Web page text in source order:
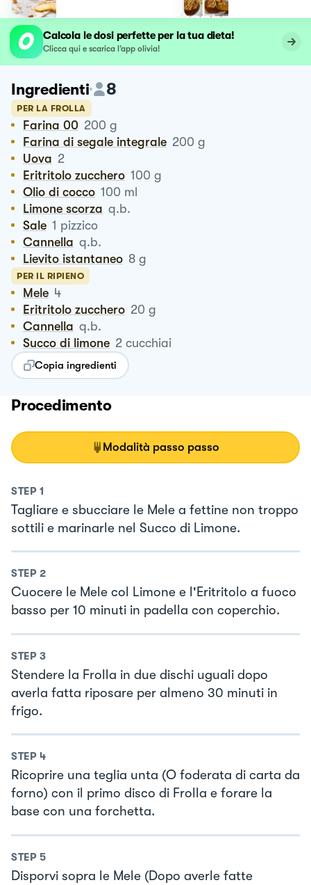
Calcola le dosi perfette per la tua dieta!
Clicca qui e scarica l’app olivia!
Ingredienti 8
PER LA FROLLA
Farina 00 200 g
Farina di segale integrale 200 g
Uova 2
Eritritolo zucchero 100 g
Olio di cocco 100 ml
Limone scorza q.b.
Sale 1 pizzico
Cannella q.b.
Lievito istantaneo 8 g
PER IL RIPIENO
Mele 4
Eritritolo zucchero 20 g
Cannella q.b.
Succo di limone 2 cucchiai
Copia ingredienti
Procedimento
Modalità passo passo
STEP 1
Tagliare e sbucciare le Mele a fettine non troppo
sottili e marinarle nel Succo di Limone.
STEP 2
Cuocere le Mele col Limone e l'Eritritolo a fuoco
basso per 10 minuti in padella con coperchio.
STEP 3
Stendere la Frolla in due dischi uguali dopo
averla fatta riposare per almeno 30 minuti in
frigo.
STEP 4
Ricoprire una teglia unta (O foderata di carta da
forno) con il primo disco di Frolla e forare la
base con una forchetta.
STEP 5
Disporvi sopra le Mele (Dopo averle fatte